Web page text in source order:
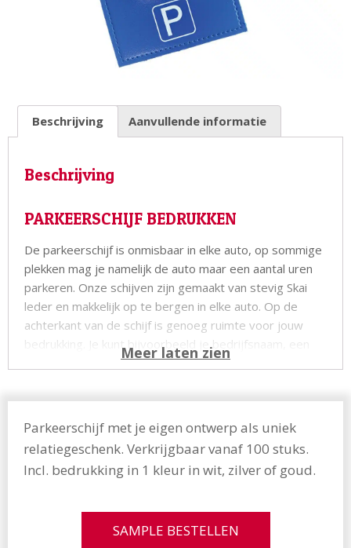
Beschrijving Aanvullende informatie
Beschrijving
PARKEERSCHIJF BEDRUKKEN
De parkeerschijf is onmisbaar in elke auto, op sommige
plekken mag je namelijk de auto maar een aantal uren
parkeren. Onze schijven zijn gemaakt van stevig Skai
leder en makkelijk op te bergen in elke auto. Op de
achterkant van de schijf is genoeg ruimte voor jouw
bedrukking. Je kunt bijvoorbeeld je bedrijfsnaam, een
leuke tekst of logo plaatsen. In de prijs zit 1 kleur
hebben ook multifunctionele parkeerschijven in ons
assortiment, zoals de
parkeerschijf ijskrabber met
Afmeting: 10 x 12 cm
Je bestelt de parkeerschijf door het gewenste aantal te
Parkeerschijf met je eigen ontwerp als uniek
relatiegeschenk. Verkrijgbaar vanaf 100 stuks.
Incl. bedrukking in 1 kleur in wit, zilver of goud.
SAMPLE BESTELLEN